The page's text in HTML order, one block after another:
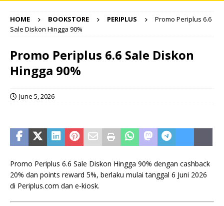
HOME BOOKSTORE PERIPLUS
Promo Periplus 6.6
Sale Diskon Hingga 90%
Promo Periplus 6.6 Sale Diskon
Hingga 90%
June 5, 2026
Promo Periplus 6.6 Sale Diskon Hingga 90% dengan cashback
20% dan points reward 5%, berlaku mulai tanggal 6 Juni 2026
di Periplus.com dan e-kiosk.